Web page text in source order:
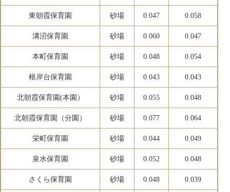
東朝霞保育園 砂場 0.047 0.058
溝沼保育園 砂場 0.060 0.047
本町保育園 砂場 0.048 0.054
根岸台保育園 砂場 0.043 0.043
北朝霞保育園(本園） 砂場 0.055 0.048
北朝霞保育園（分園） 砂場 0.077 0.064
栄町保育園 砂場 0.044 0.049
泉水保育園 砂場 0.052 0.048
さくら保育園 砂場 0.048 0.039